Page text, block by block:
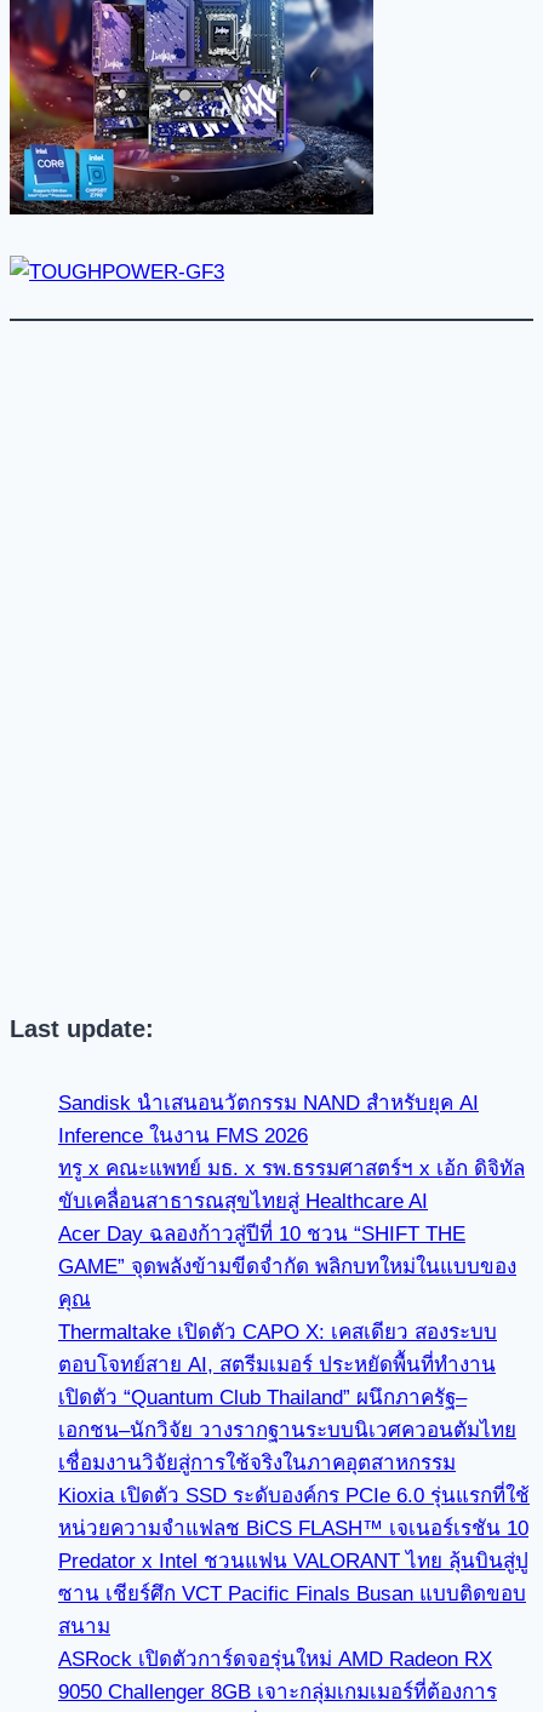
Last update:
Sandisk นำเสนอนวัตกรรม NAND สำหรับยุค AI
Inference ในงาน FMS 2026
ทรู x คณะแพทย์ มธ. x รพ.ธรรมศาสตร์ฯ x เอ้ก ดิจิทัล
ขับเคลื่อนสาธารณสุขไทยสู่ Healthcare AI
Acer Day ฉลองก้าวสู่ปีที่ 10 ชวน “SHIFT THE
GAME” จุดพลังข้ามขีดจำกัด พลิกบทใหม่ในแบบของ
คุณ
Thermaltake เปิดตัว CAPO X: เคสเดียว สองระบบ
ตอบโจทย์สาย AI, สตรีมเมอร์ ประหยัดพื้นที่ทำงาน
เปิดตัว “Quantum Club Thailand” ผนึกภาครัฐ–
เอกชน–นักวิจัย วางรากฐานระบบนิเวศควอนตัมไทย
เชื่อมงานวิจัยสู่การใช้จริงในภาคอุตสาหกรรม
Kioxia เปิดตัว SSD ระดับองค์กร PCIe 6.0 รุ่นแรกที่ใช้
หน่วยความจำแฟลช BiCS FLASH™ เจเนอร์เรชัน 10
Predator x Intel ชวนแฟน VALORANT ไทย ลุ้นบินสู่ปู
ซาน เชียร์ศึก VCT Pacific Finals Busan แบบติดขอบ
สนาม
ASRock เปิดตัวการ์ดจอรุ่นใหม่ AMD Radeon RX
9050 Challenger 8GB เจาะกลุ่มเกมเมอร์ที่ต้องการ